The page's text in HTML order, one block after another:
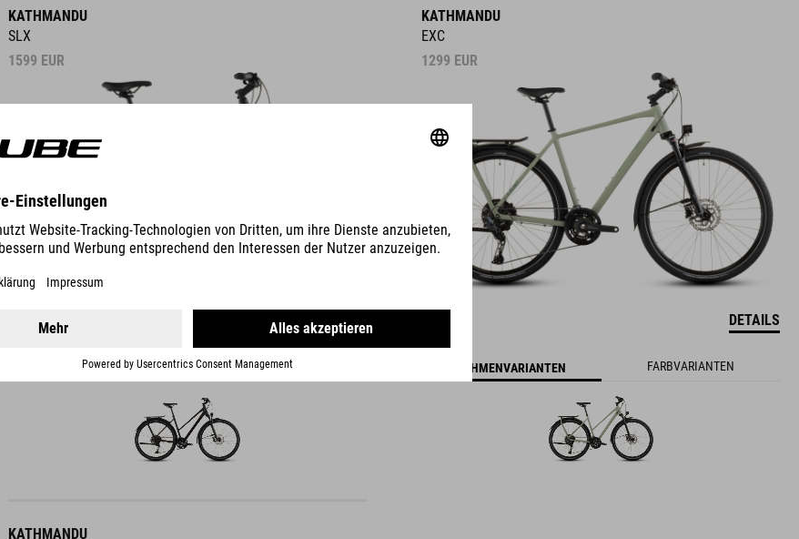
KATHMANDU
SLX
1599 EUR
DETAILS
RAHMENVARIANTEN
KATHMANDU
EXC
1299 EUR
DETAILS
RAHMENVARIANTEN FARBVARIANTEN
KATHMANDU